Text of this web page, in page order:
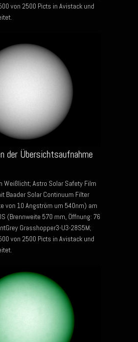
von 2500 Picts in Avistack und
der Übersichtsaufnahme
Weißlicht; Astro Solar Safety Film
Baader Solar Continuum Filter
von 10 Angström um 540nm) am
(Brennweite 570 mm, Öffnung: 76
Grasshopper3-U3-28S5M;
von 2500 Picts in Avistack und